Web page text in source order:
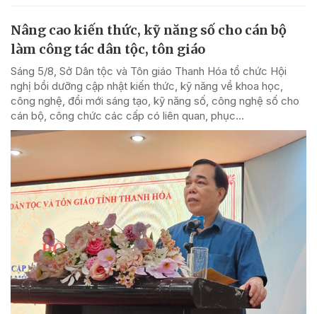
Nâng cao kiến thức, kỹ năng số cho cán bộ
làm công tác dân tộc, tôn giáo
Sáng 5/8, Sở Dân tộc và Tôn giáo Thanh Hóa tổ chức Hội
nghị bồi dưỡng cập nhật kiến thức, kỹ năng về khoa học,
công nghệ, đổi mới sáng tạo, kỹ năng số, công nghệ số cho
cán bộ, công chức các cấp có liên quan, phục...